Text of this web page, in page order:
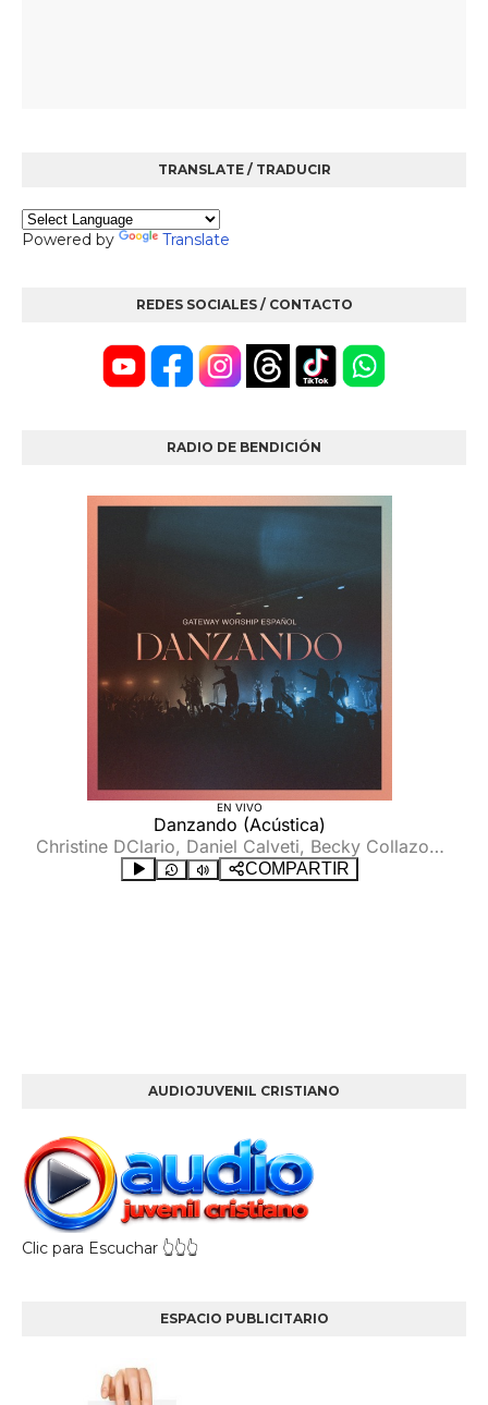
TRANSLATE / TRADUCIR
Powered by Translate
REDES SOCIALES / CONTACTO
RADIO DE BENDICIÓN
AUDIOJUVENIL CRISTIANO
Clic para Escuchar 👆👆👆
ESPACIO PUBLICITARIO